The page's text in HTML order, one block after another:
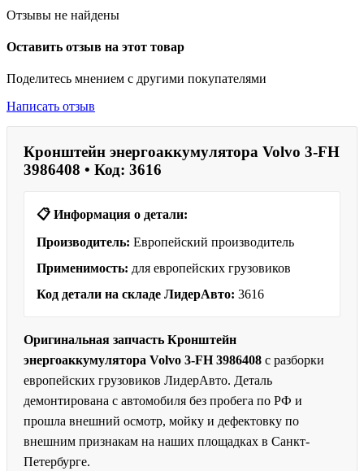
Отзывы не найдены
Оставить отзыв на этот товар
Поделитесь мнением с другими покупателями
Написать отзыв
Кронштейн энергоаккумулятора Volvo 3-FH
3986408 • Код: 3616
📋 Информация о детали:
Производитель: Европейский производитель
Применимость: для европейских грузовиков
Код детали на складе ЛидерАвто: 3616
Оригинальная запчасть Кронштейн
энергоаккумулятора Volvo 3-FH 3986408 с разборки
европейских грузовиков ЛидерАвто. Деталь
демонтирована с автомобиля без пробега по РФ и
прошла внешний осмотр, мойку и дефектовку по
внешним признакам на наших площадках в Санкт-
Петербурге.